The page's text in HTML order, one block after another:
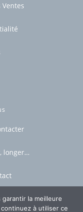
longer…
la meilleure
à utiliser ce